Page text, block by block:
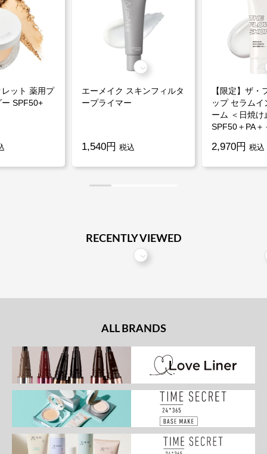
ット 薬用プ
SPF50+
エーメイク スキンフィルタ
ープライマー
1,540円 税込
【限定】ザ・
ップ セラムイ
ーム ＜日焼け
SPF50＋PA＋
2,970円 税込
RECENTLY VIEWED
ALL BRANDS